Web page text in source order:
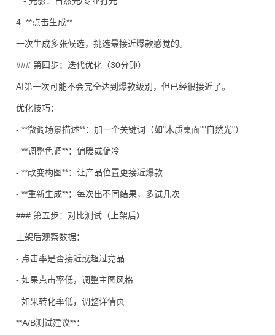
4. **点击生成**
一次生成多张候选，挑选最接近爆款感觉的。
### 第四步：迭代优化（30分钟）
AI第一次可能不会完全达到爆款级别，但已经很接近了。
优化技巧：
- **微调场景描述**：加一个关键词（如"木质桌面""自然光"）
- **调整色调**：偏暖或偏冷
- **改变构图**：让产品位置更接近爆款
- **重新生成**：每次出不同结果，多试几次
### 第五步：对比测试（上架后）
上架后观察数据：
- 点击率是否接近或超过竞品
- 如果点击率低，调整主图风格
- 如果转化率低，调整详情页
**A/B测试建议**：